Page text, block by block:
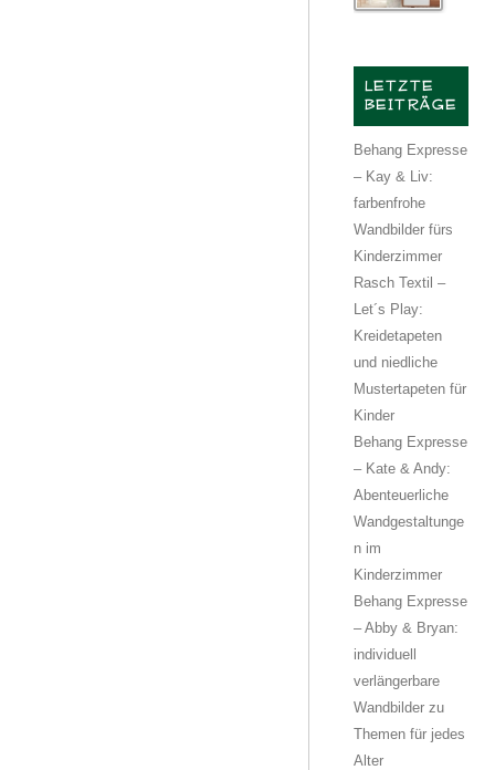
LETZTE
BEITRÄGE
Behang Expresse
– Kay & Liv:
farbenfrohe
Wandbilder fürs
Kinderzimmer
Rasch Textil –
Let´s Play:
Kreidetapeten
und niedliche
Mustertapeten für
Kinder
Behang Expresse
– Kate & Andy:
Abenteuerliche
Wandgestaltunge
n im
Kinderzimmer
Behang Expresse
– Abby & Bryan:
individuell
verlängerbare
Wandbilder zu
Themen für jedes
Alter